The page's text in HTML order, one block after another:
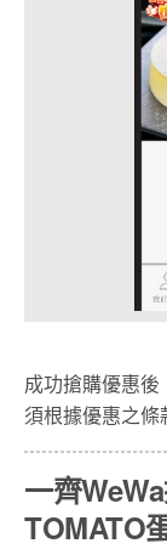
成功搶購優惠後
須根據優惠之條
一齊
TOMATO